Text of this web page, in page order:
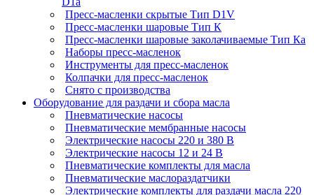
Пресс-масленки скрытые Тип D1V
Пресс-масленки шаровые Тип К
Пресс-масленки шаровые заколачиваемые Тип Кa
Наборы пресс-масленок
Инструменты для пресс-масленок
Колпачки для пресс-масленок
Снято с производства
Оборудование для раздачи и сбора масла
Пневматические насосы
Пневматические мембранные насосы
Электрические насосы 220 и 380 В
Электрические насосы 12 и 24 В
Пневматические комплекты для масла
Пневматические маслораздатчики
Электрические комплекты для раздачи масла 220